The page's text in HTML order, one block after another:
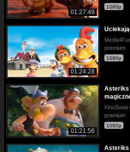
01:27:49
1080p
01:24:28
premium
1080p
01:21:56
Asteriks
KinoSwiat
premium
1080p
Asteriks